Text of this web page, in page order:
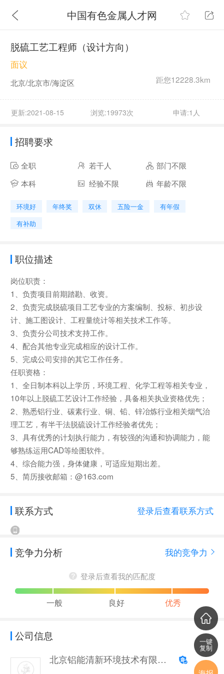
中国有色金属人才网
脱硫工艺工程师（设计方向）
距您12228.3km
面议
北京/北京市/海淀区
更新:2021-08-15 浏览:19973次 申请:1人
招聘要求
全职 若干人
部门不限
本科
经验不限 年龄不限
环境好 年终奖 双休 五险一金
有年假
有补助
职位描述
岗位职责：
1、负责项目前期踏勘、收资。
2、负责完成脱硫项目工艺专业的方案编制、投标、初步设
计、施工图设计、工程量统计等相关技术工作等。
3、负责分公司技术支持工作。
4、配合其他专业完成相应的设计工作。
5、完成公司安排的其它工作任务。
任职资格：
1、全日制本科以上学历，环境工程、化学工程等相关专业，
10年以上脱硫工艺设计工作经验，具备相关执业资格优先；
2、熟悉铝行业、碳素行业、铜、铅、锌冶炼行业相关烟气治
理工艺，有半干法脱硫设计工作经验者优先；
3、具有优秀的计划执行能力，有较强的沟通和协调能力，能
够熟练运用CAD等绘图软件。
4、综合能力强，身体健康，可适应短期出差。
5、简历接收邮箱：@163.com
联系方式 登录后查看联系方式
竞争力分析 我的竞争力
登录后查看我的匹配度
一般 良好 优秀
公司信息
北京铝能清新环境技术有限公司
一键
复制